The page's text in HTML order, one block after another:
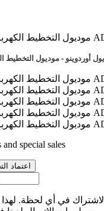
special sales
في أي لحظة.